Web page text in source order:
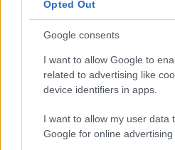
Opted Out
Google consents
I want to allow Google to
related to advertising like
device identifiers in apps.
I want to allow my user data
Google for online advertising
Naftni derivati od jutri občutno
Obvestila